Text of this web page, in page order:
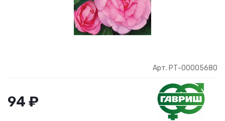
Арт. РТ-00005680
94 ₽